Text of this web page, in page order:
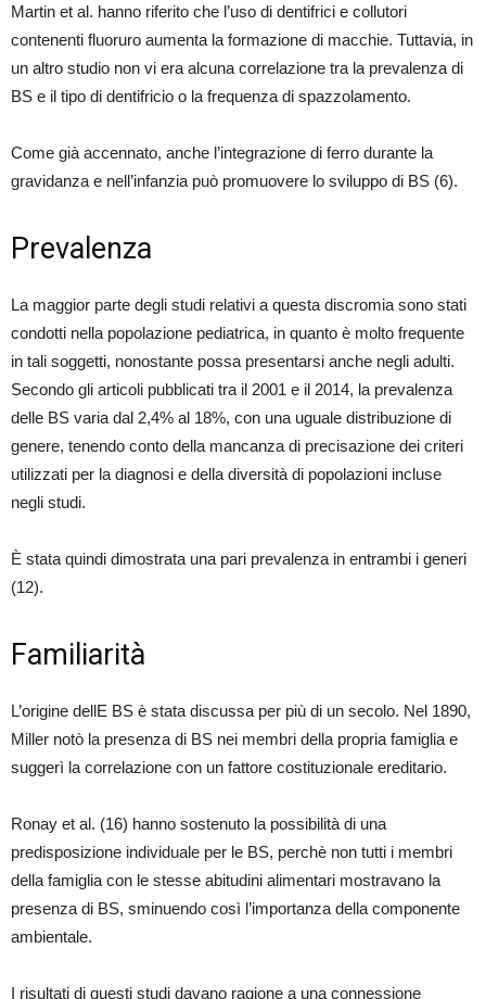
Martin et al. hanno riferito che l’uso di dentifrici e collutori
contenenti fluoruro aumenta la formazione di macchie. Tuttavia, in
un altro studio non vi era alcuna correlazione tra la prevalenza di
BS e il tipo di dentifricio o la frequenza di spazzolamento.
Come già accennato, anche l’integrazione di ferro durante la
gravidanza e nell’infanzia può promuovere lo sviluppo di BS (6).
Prevalenza
La maggior parte degli studi relativi a questa discromia sono stati
condotti nella popolazione pediatrica, in quanto è molto frequente
in tali soggetti, nonostante possa presentarsi anche negli adulti.
Secondo gli articoli pubblicati tra il 2001 e il 2014, la prevalenza
delle BS varia dal 2,4% al 18%, con una uguale distribuzione di
genere, tenendo conto della mancanza di precisazione dei criteri
utilizzati per la diagnosi e della diversità di popolazioni incluse
negli studi.
È stata quindi dimostrata una pari prevalenza in entrambi i generi
(12).
Familiarità
L’origine dellE BS è stata discussa per più di un secolo. Nel 1890,
Miller notò la presenza di BS nei membri della propria famiglia e
suggerì la correlazione con un fattore costituzionale ereditario.
Ronay et al. (16) hanno sostenuto la possibilità di una
predisposizione individuale per le BS, perchè non tutti i membri
della famiglia con le stesse abitudini alimentari mostravano la
presenza di BS, sminuendo così l’importanza della componente
ambientale.
I risultati di questi studi davano ragione a una connessione